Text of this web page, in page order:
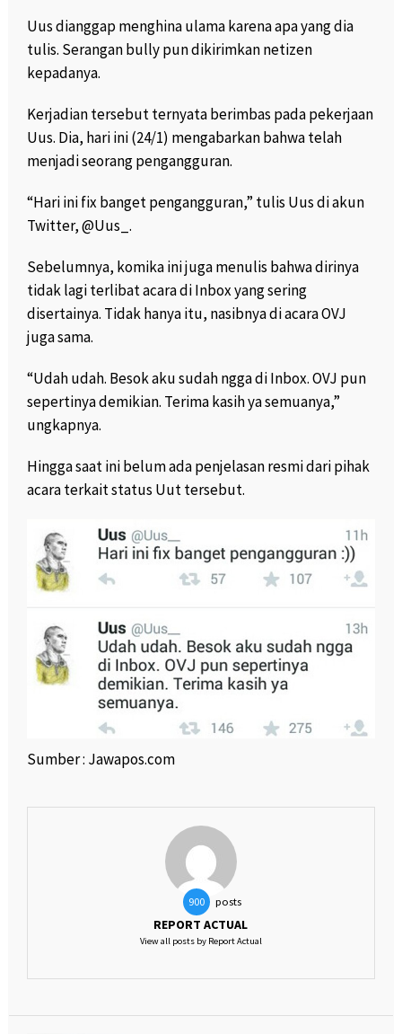
Uus dianggap menghina ulama karena apa yang dia
tulis. Serangan bully pun dikirimkan netizen
kepadanya.
Kerjadian tersebut ternyata berimbas pada pekerjaan
Uus. Dia, hari ini (24/1) mengabarkan bahwa telah
menjadi seorang pengangguran.
“Hari ini fix banget pengangguran,” tulis Uus di akun
Twitter, @Uus_.
Sebelumnya, komika ini juga menulis bahwa dirinya
tidak lagi terlibat acara di Inbox yang sering
disertainya. Tidak hanya itu, nasibnya di acara OVJ
juga sama.
“Udah udah. Besok aku sudah ngga di Inbox. OVJ pun
sepertinya demikian. Terima kasih ya semuanya,”
ungkapnya.
Hingga saat ini belum ada penjelasan resmi dari pihak
acara terkait status Uut tersebut.
Sumber : Jawapos.com
900 posts
REPORT ACTUAL
View all posts by Report Actual